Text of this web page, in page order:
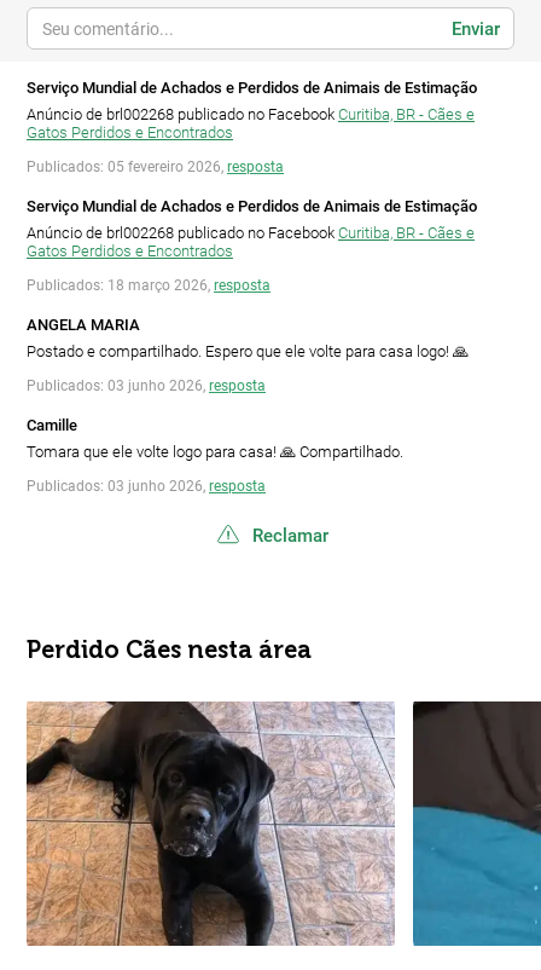
Enviar
Serviço Mundial de Achados e Perdidos de Animais de Estimação
Anúncio de brl002268 publicado no Facebook Curitiba, BR - Cães e
Gatos Perdidos e Encontrados
Publicados: 05 fevereiro 2026, resposta
Serviço Mundial de Achados e Perdidos de Animais de Estimação
Anúncio de brl002268 publicado no Facebook Curitiba, BR - Cães e
Gatos Perdidos e Encontrados
Publicados: 18 março 2026, resposta
ANGELA MARIA
Postado e compartilhado. Espero que ele volte para casa logo! 🙏
Publicados: 03 junho 2026, resposta
Camille
Tomara que ele volte logo para casa! 🙏 Compartilhado.
Publicados: 03 junho 2026, resposta
Reclamar
Perdido Cães nesta área